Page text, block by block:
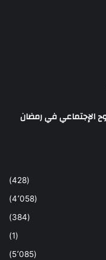
(428)
(4٬058)
(384)
(1)
(5٬085)